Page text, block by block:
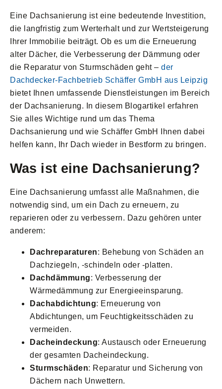
Eine Dachsanierung ist eine bedeutende Investition,
die langfristig zum Werterhalt und zur Wertsteigerung
Ihrer Immobilie beiträgt. Ob es um die Erneuerung
alter Dächer, die Verbesserung der Dämmung oder
die Reparatur von Sturmschäden geht – der
Dachdecker-Fachbetrieb Schäffer GmbH aus Leipzig
bietet Ihnen umfassende Dienstleistungen im Bereich
der Dachsanierung. In diesem Blogartikel erfahren
Sie alles Wichtige rund um das Thema
Dachsanierung und wie Schäffer GmbH Ihnen dabei
helfen kann, Ihr Dach wieder in Bestform zu bringen.
Was ist eine Dachsanierung?
Eine Dachsanierung umfasst alle Maßnahmen, die
notwendig sind, um ein Dach zu erneuern, zu
reparieren oder zu verbessern. Dazu gehören unter
anderem:
Dachreparaturen: Behebung von Schäden an
Dachziegeln, -schindeln oder -platten.
Dachdämmung: Verbesserung der
Wärmedämmung zur Energieeinsparung.
Dachabdichtung: Erneuerung von
Abdichtungen, um Feuchtigkeitsschäden zu
vermeiden.
Dacheindeckung: Austausch oder Erneuerung
der gesamten Dacheindeckung.
Sturmschäden: Reparatur und Sicherung von
Dächern nach Unwettern.